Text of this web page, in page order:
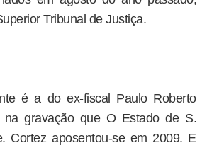
Tribunal de Justiça.
é a do ex-fiscal Paulo Roberto
na gravação que O Estado de S.
Cortez aposentou-se em 2009. E